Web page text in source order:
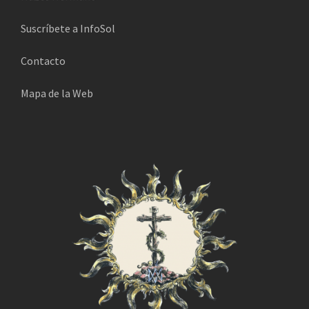
n
c
Suscríbete a InfoSol
Contacto
Mapa de la Web